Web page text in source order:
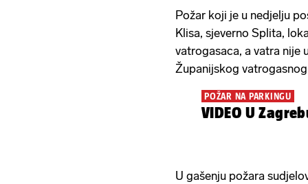
Požar koji je u nedjelju
Klisa, sjeverno Splita,
vatrogasaca, a vatra nije
Županijskog
POŽAR NA PARKINGU
VIDEO U
U gašenju požara